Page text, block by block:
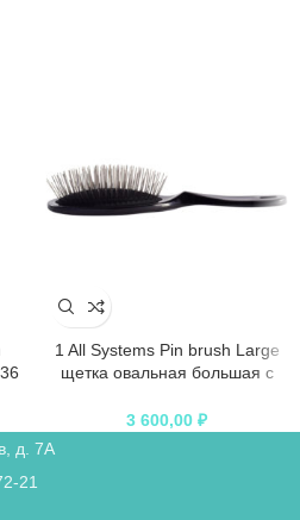
1 All Systems Pin brush Large
щетка овальная большая с
мм (цвета в ассортименте)
3 600,00 ₽
д. 7А
21